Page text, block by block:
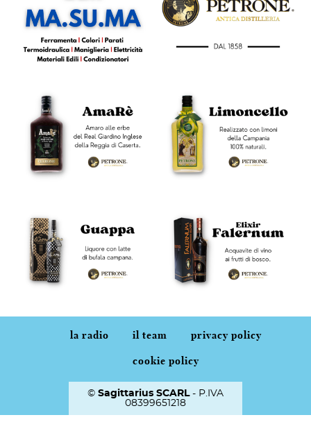
la radio il team privacy policy
cookie policy
© Sagittarius SCARL- P.IVA
08399651218